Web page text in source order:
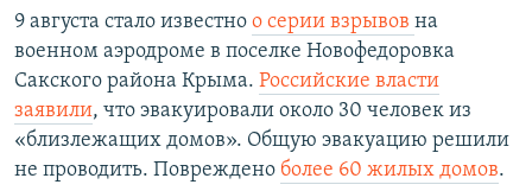
9 августа стало известно о серии взрывов на
военном аэродроме в поселке Новофедоровка
Сакского района Крыма. Российские власти
заявили, что эвакуировали около 30 человек из
«близлежащих домов». Общую эвакуацию решили
не проводить. Повреждено более 60 жилых домов.